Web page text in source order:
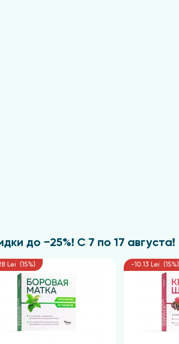
до −25%! С 7 по 17 августа!
Lei (15%) -10.13 Lei (15%)